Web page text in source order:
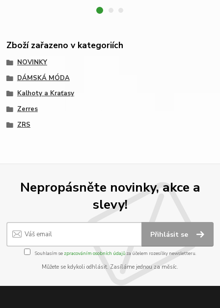
Zboží zařazeno v kategoriích
NOVINKY
DÁMSKÁ MÓDA
Kalhoty a Kraťasy
Zerres
ZRS
Nepropásněte novinky, akce a
slevy!
Přihlásit se
Souhlasím se zpracováním osobních údajůza účelem rozesílky newsletteru.
Můžete se kdykoli odhlásit. Zasíláme jednou za měsíc.